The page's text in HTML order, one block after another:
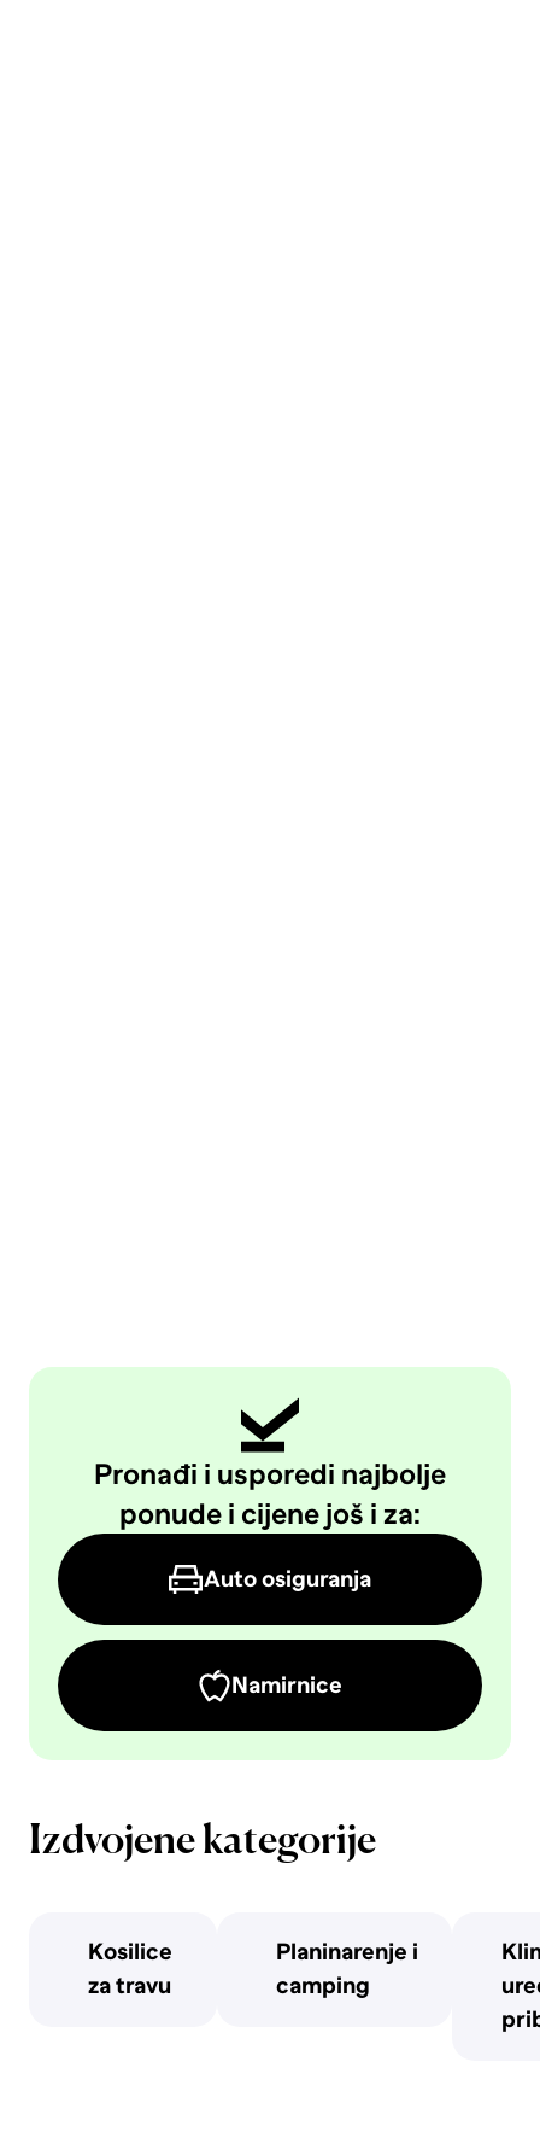
Pronađi i usporedi najbolje
ponude i cijene još i za:
Auto osiguranja
Namirnice
Izdvojene kategorije
Kosilice
za travu
Planinarenje i
camping